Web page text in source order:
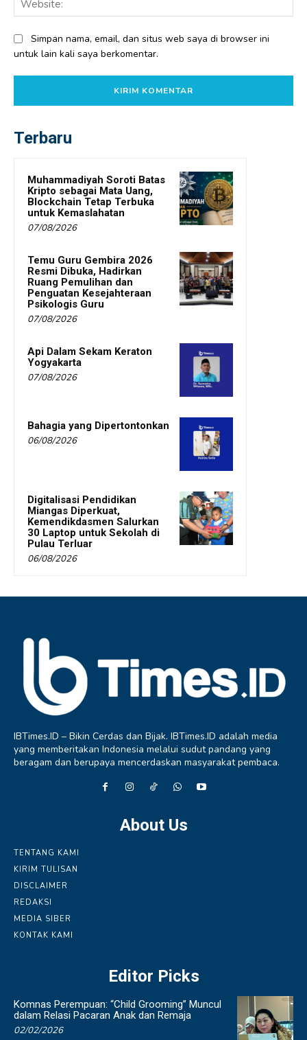
Simpan nama, email, dan situs web saya di browser ini
untuk lain kali saya berkomentar.
Terbaru
Muhammadiyah Soroti Batas
Kripto sebagai Mata Uang,
Blockchain Tetap Terbuka
untuk Kemaslahatan
07/08/2026
Temu Guru Gembira 2026
Resmi Dibuka, Hadirkan
Ruang Pemulihan dan
Penguatan Kesejahteraan
Psikologis Guru
07/08/2026
Api Dalam Sekam Keraton
Yogyakarta
07/08/2026
Bahagia yang Dipertontonkan
06/08/2026
Digitalisasi Pendidikan
Miangas Diperkuat,
Kemendikdasmen Salurkan
30 Laptop untuk Sekolah di
Pulau Terluar
06/08/2026
IBTimes.ID – Bikin Cerdas dan Bijak. IBTimes.ID adalah media
yang memberitakan Indonesia melalui sudut pandang yang
beragam dan berupaya mencerdaskan masyarakat pembaca.
About Us
TENTANG KAMI
KIRIM TULISAN
DISCLAIMER
REDAKSI
MEDIA SIBER
KONTAK KAMI
Editor Picks
Komnas Perempuan: “Child Grooming” Muncul
dalam Relasi Pacaran Anak dan Remaja
02/02/2026